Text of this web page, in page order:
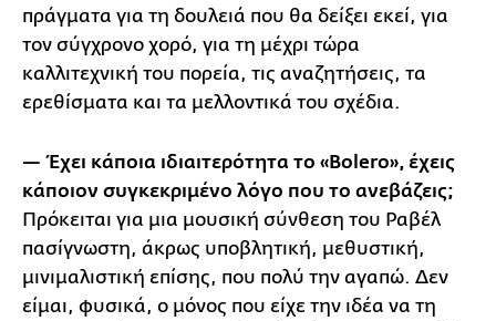
πράγματα για τη δουλειά που θα δείξει εκεί, για
τον σύγχρονο χορό, για τη μέχρι τώρα
καλλιτεχνική του πορεία, τις αναζητήσεις, τα
ερεθίσματα και τα μελλοντικά του σχέδια.
— Έχει κάποια ιδιαιτερότητα το «Bolerο», έχεις
κάποιον συγκεκριμένο λόγο που το ανεβάζεις;
Πρόκειται για μια μουσική σύνθεση του Ραβέλ
πασίγνωστη, άκρως υποβλητική, μεθυστική,
μινιμαλιστική επίσης, που πολύ την αγαπώ. Δεν
είμαι, φυσικά, ο μόνος που είχε την ιδέα να τη